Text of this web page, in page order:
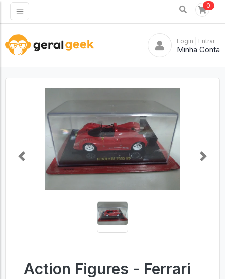
0
Login | Entrar
Minha Conta
Previous Next
Action Figures - Ferrari